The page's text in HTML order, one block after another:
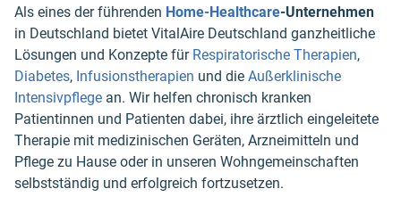
Als eines der führenden Home-Healthcare-Unternehmen
in Deutschland bietet VitalAire Deutschland ganzheitliche
Lösungen und Konzepte fürRespiratorische Therapien,
Diabetes, Infusionstherapien und die Außerklinische
Intensivpflege an. Wir helfen chronisch kranken
Patientinnen und Patienten dabei, ihre ärztlich eingeleitete
Therapie mit medizinischen Geräten, Arzneimitteln und
Pflege zu Hause oder in unseren Wohngemeinschaften
selbstständig und erfolgreich fortzusetzen.